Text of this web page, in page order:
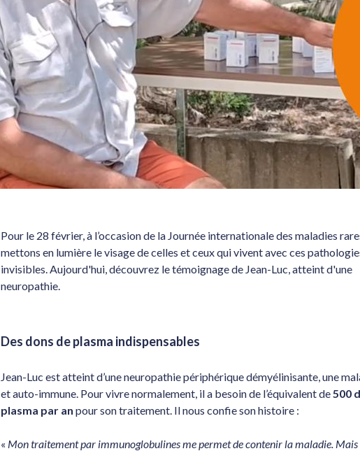
Pour le 28 février, à l’occasion de la Journée internationale des maladies
mettons en lumière le visage de celles et ceux qui vivent avec ces
invisibles. Aujourd'hui, découvrez le témoignage de Jean-Luc, atteint d'une
neuropathie.
Des dons de plasma indispensables
Jean-Luc est atteint d’une neuropathie périphérique démyélinisante, une
et auto-immune. Pour vivre normalement, il a besoin de l’équivalent de500
plasma par an pour son traitement. Il nous confie son histoire :
« Mon traitement par immunoglobulines me permet de contenir la maladie. Mais